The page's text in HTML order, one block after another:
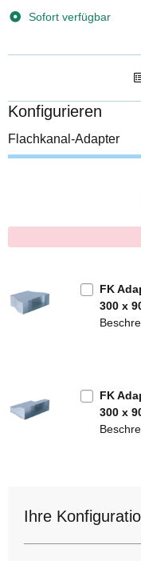
Sofort verfügbar
Konfigurieren
Flachkanal-Adapter
FK
300 x
FK
300 x
Ihre